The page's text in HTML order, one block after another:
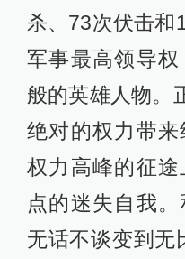
杀、73次伏击和
军事最高领导
般的英雄人物。
绝对的权力带
权力高峰的征
点的迷失自我
无话不谈变到无